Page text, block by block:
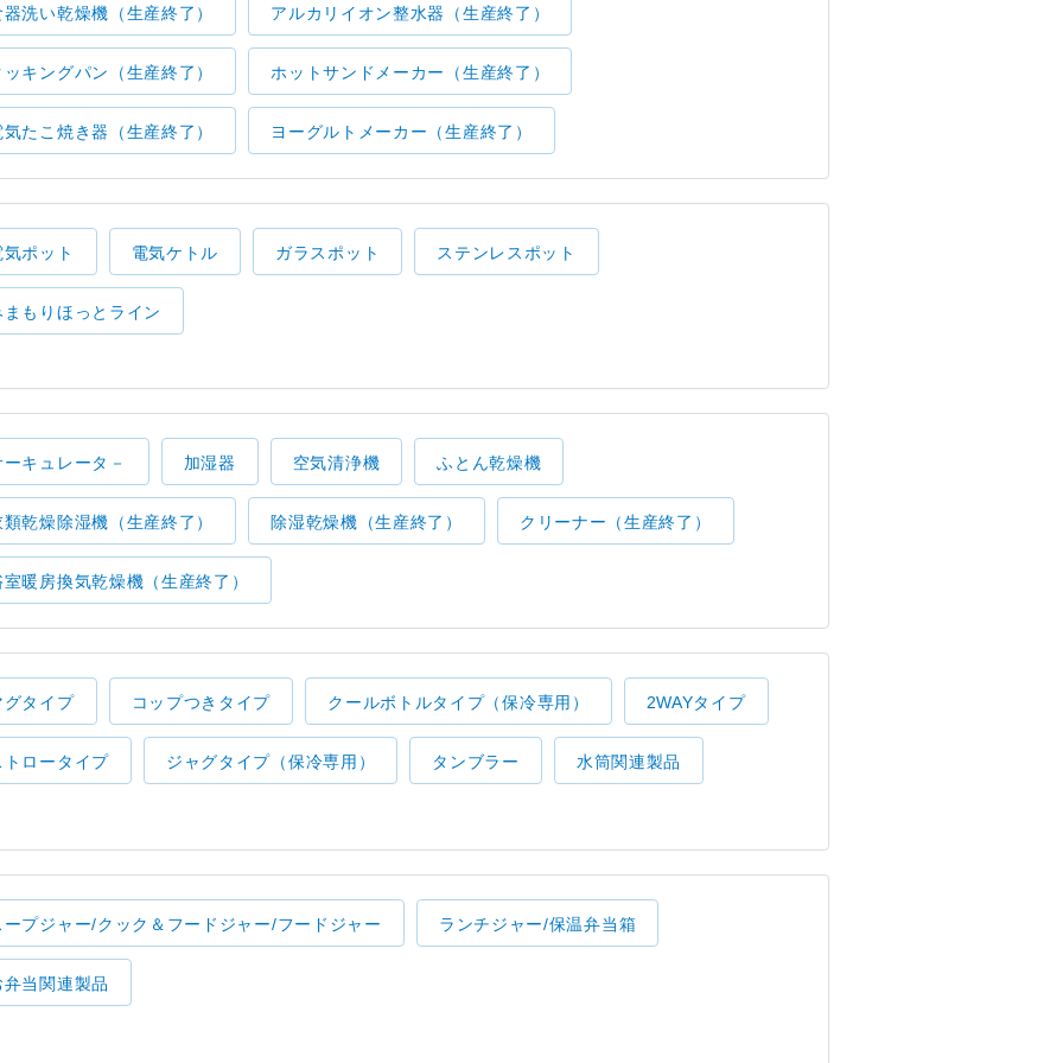
器洗い乾燥機（生産終了） アルカリイオン整水器（生産終了）
ッキングパン（生産終了） ホットサンドメーカー（生産終了）
気たこ焼き器（生産終了） ヨーグルトメーカー（生産終了）
気ポット 電気ケトル ガラスポット ステンレスポット
まもりほっとライン
ーキュレータ－ 加湿器 空気清浄機 ふとん乾燥機
類乾燥除湿機（生産終了） 除湿乾燥機（生産終了） クリーナー（生産終了）
室暖房換気乾燥機（生産終了）
グタイプ コップつきタイプ クールボトルタイプ（保冷専用） 2WAYタイプ
トロータイプ ジャグタイプ（保冷専用） タンブラー 水筒関連製品
ープジャー/クック＆フードジャー/フードジャー ランチジャー/保温弁当箱
弁当関連製品